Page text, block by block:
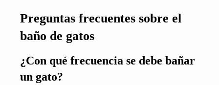
Preguntas frecuentes sobre el
baño de gatos
¿Con qué frecuencia se debe bañar
un gato?